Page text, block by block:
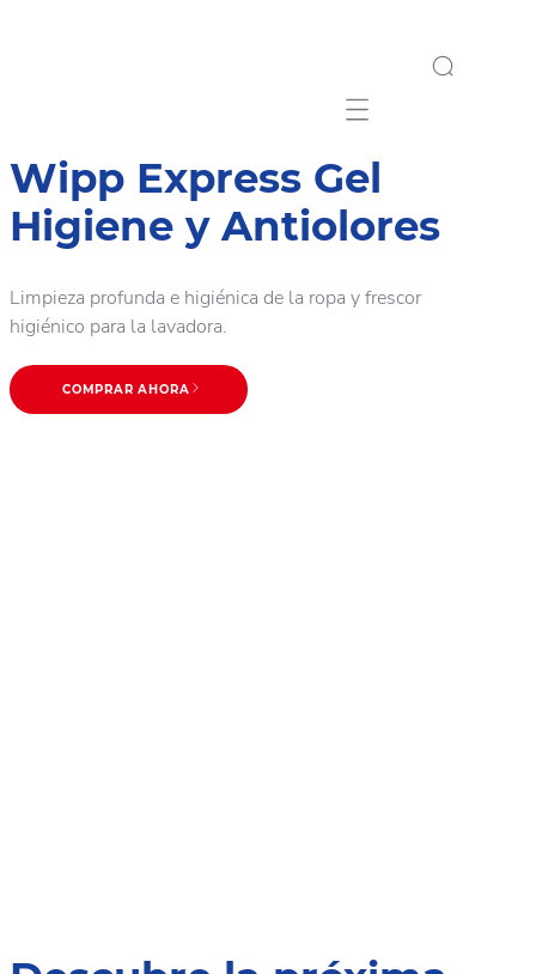
Mobile navigation
Wipp Express Gel
Higiene y Antiolores
Limpieza profunda e higiénica de la ropa y frescor
higiénico para la lavadora.
COMPRAR AHORA